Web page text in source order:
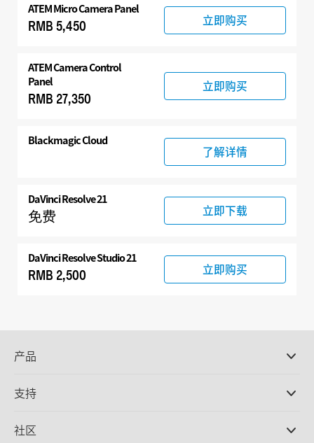
ATEM Micro Camera Panel
RMB 5,450 立即购买
ATEM Camera Control
Panel
RMB 27,350
立即购买
Blackmagic Cloud
了解详情
DaVinci Resolve 21
免费 立即下载
DaVinci Resolve Studio 21
RMB 2,500 立即购买
产品
DaVinci Resolve和Fusion软件
Ultimatte
支持
支持中心
社区